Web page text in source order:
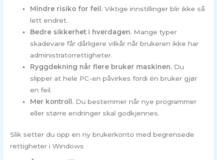
Mindre risiko for feil. Viktige innstillinger blir ikke så
lett endret.
Bedre sikkerhet i hverdagen. Mange typer
skadevare får dårligere vilkår når brukeren ikke har
administratorrettigheter.
Ryggdekning når flere bruker maskinen. Du
slipper at hele PC-en påvirkes fordi én bruker gjør
en feil.
Mer kontroll. Du bestemmer når nye programmer
eller større endringer skal godkjennes.
Slik setter du opp en ny brukerkonto med begrensede
rettigheter i Windows